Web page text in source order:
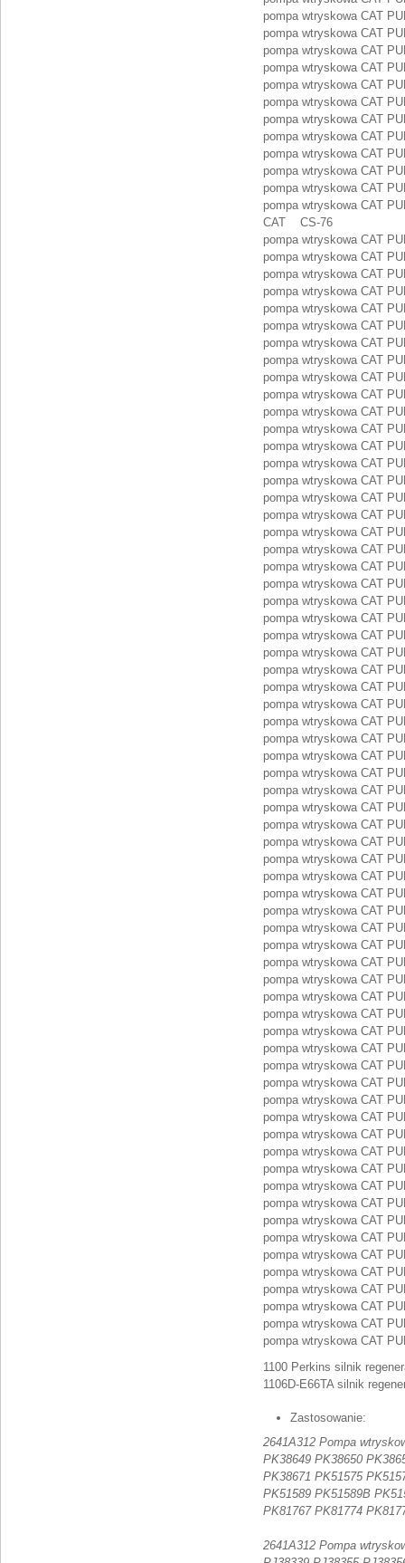
pompa wtryskowa CAT
pompa wtryskowa CAT
pompa wtryskowa CAT
pompa wtryskowa CAT
pompa wtryskowa CAT
pompa wtryskowa CAT
pompa wtryskowa CAT
pompa wtryskowa CAT
pompa wtryskowa CAT
pompa wtryskowa CAT
pompa wtryskowa CAT
pompa wtryskowa CAT
CAT CS-76
pompa wtryskowa CAT
pompa wtryskowa CAT
pompa wtryskowa CAT
pompa wtryskowa CAT
pompa wtryskowa CAT
pompa wtryskowa CAT
pompa wtryskowa CAT
pompa wtryskowa CAT
pompa wtryskowa CAT
pompa wtryskowa CAT
pompa wtryskowa CAT
pompa wtryskowa CAT
pompa wtryskowa CAT
pompa wtryskowa CAT
pompa wtryskowa CAT
pompa wtryskowa CAT
pompa wtryskowa CAT
pompa wtryskowa CAT
pompa wtryskowa CAT
pompa wtryskowa CAT
pompa wtryskowa CAT
pompa wtryskowa CAT
pompa wtryskowa CAT
pompa wtryskowa CAT
pompa wtryskowa CAT
pompa wtryskowa CAT
pompa wtryskowa CAT
pompa wtryskowa CAT
pompa wtryskowa CAT
pompa wtryskowa CAT
pompa wtryskowa CAT
pompa wtryskowa CAT
pompa wtryskowa CAT
pompa wtryskowa CAT
pompa wtryskowa CAT
pompa wtryskowa CAT
pompa wtryskowa CAT
pompa wtryskowa CAT
pompa wtryskowa CAT
pompa wtryskowa CAT
pompa wtryskowa CAT
pompa wtryskowa CAT
pompa wtryskowa CAT
pompa wtryskowa CAT
pompa wtryskowa CAT
pompa wtryskowa CAT
pompa wtryskowa CAT
pompa wtryskowa CAT
pompa wtryskowa CAT
pompa wtryskowa CAT
pompa wtryskowa CAT
pompa wtryskowa CAT
pompa wtryskowa CAT
pompa wtryskowa CAT
pompa wtryskowa CAT
pompa wtryskowa CAT
pompa wtryskowa CAT
pompa wtryskowa CAT
pompa wtryskowa CAT
pompa wtryskowa CAT
pompa wtryskowa CAT
pompa wtryskowa CAT
pompa wtryskowa CAT
pompa wtryskowa CAT
pompa wtryskowa CAT
1100 Perkins silnik
1106D-E66TA silnik
Zastosowanie:
2641A312 Pompa
PK38649 PK38650
PK38671 PK51575
PK51589 PK51589B
PK81767 PK81774
2641A312 Pompa